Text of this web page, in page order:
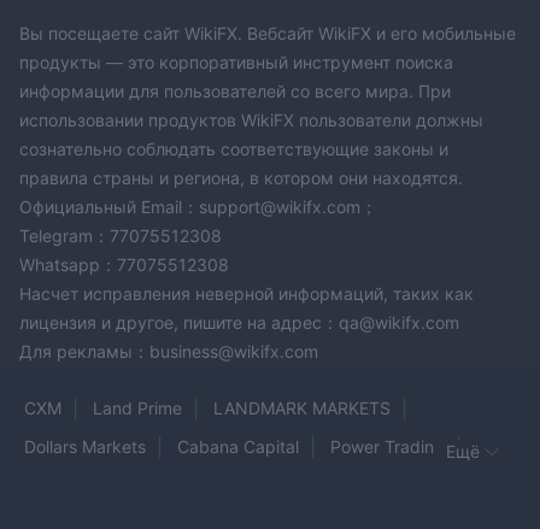
Вы посещаете сайт WikiFX. Вебсайт WikiFX и его мобильные
продукты — это корпоративный инструмент поиска
информации для пользователей со всего мира. При
использовании продуктов WikiFX пользователи должны
сознательно соблюдать соответствующие законы и
правила страны и региона, в котором они находятся.
Официальный Email：support@wikifx.com；
Telegram：77075512308
Whatsapp：77075512308
Насчет исправления неверной информаций, таких как
лицензия и другое, пишите на адрес：qa@wikifx.com
Для рекламы：business@wikifx.com
CXM Land Prime
LANDMARK MARKETS
Dollars Markets
Cabana Capital
Power Trading
Ещё